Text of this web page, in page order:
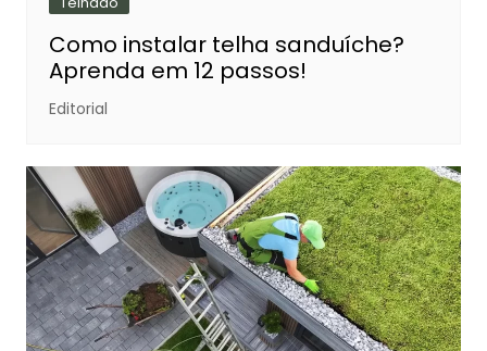
Como instalar telha sanduíche?
Aprenda em 12 passos!
Editorial